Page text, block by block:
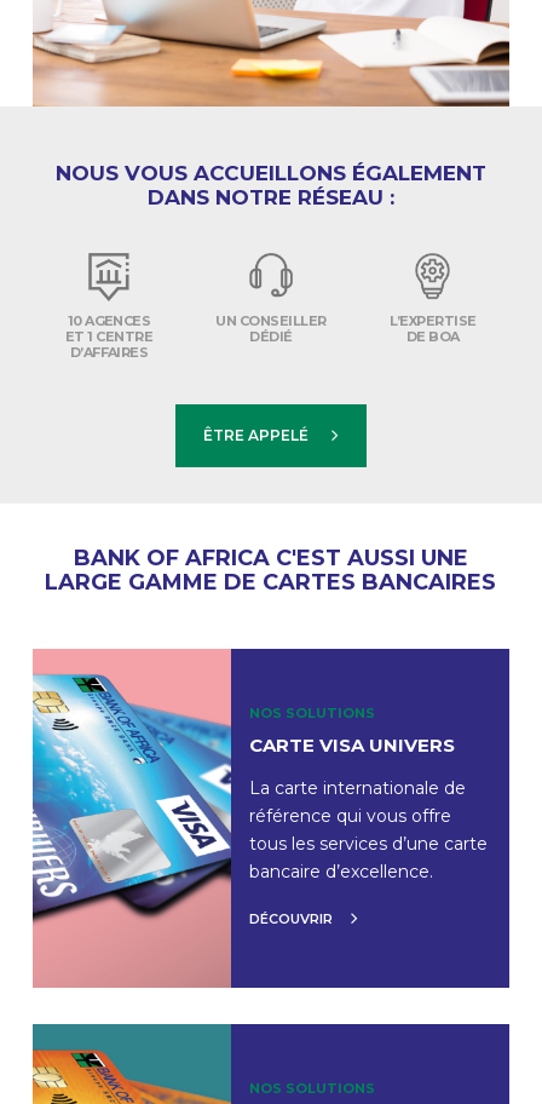
NOUS VOUS ACCUEILLONS ÉGALEMENT
DANS NOTRE RÉSEAU :
10 AGENCES
ET 1 CENTRE
D’AFFAIRES
UN CONSEILLER
DÉDIÉ
L’EXPERTISE
DE BOA
ÊTRE APPELÉ
BANK OF AFRICA C'EST AUSSI UNE
LARGE GAMME DE CARTES BANCAIRES
NOS SOLUTIONS
CARTE VISA UNIVERS
La carte internationale de
référence qui vous offre
tous les services d’une carte
bancaire d’excellence.
DÉCOUVRIR
NOS SOLUTIONS